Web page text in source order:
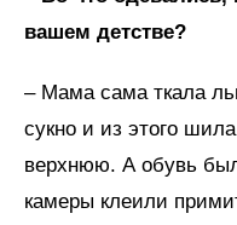
вашем детстве?
– Мама сама ткала
сукно и из этого
верхнюю. А обувь
камеры клеили